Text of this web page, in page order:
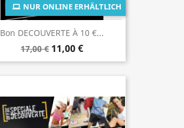
Bon DECOUVERTE À 10 €...
17,00 € 11,00 €
NUR ONLINE ERHÄLTLICH